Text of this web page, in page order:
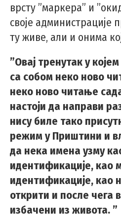
врсту ”маркера” и
своје администрације
ту живе, али и онима
”Овај тренутак у
са собом неко ново
неко ново читање
настоји да направи
нису биле тако
режим у Приштини и
да нека имена узму
идентификације, као
идентификације, као
открити и после чега
избачени из живота. ”